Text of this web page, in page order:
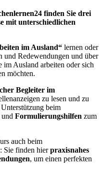
finden Sie drei
mit unterschiedlichen
im Ausland“ lernen oder
und Redewendungen und über
Ausland arbeiten oder sich
möchten.
Begleiter im
zu lesen und zu
beim
Formulierungshilfen zum
auch beim
Sie finden hierpraxisnahes
, um einen perfekten